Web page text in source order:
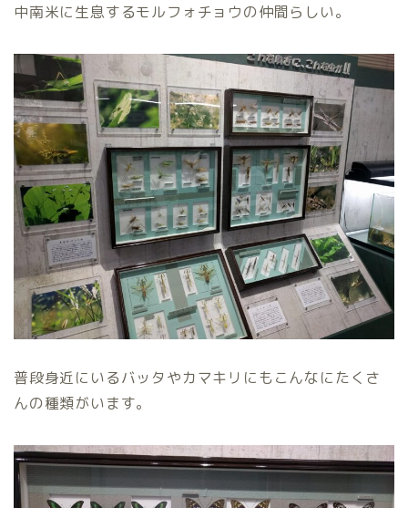
中南米に生息するモルフォチョウの仲間らしい。
普段身近にいるバッタやカマキリにもこんなにたくさ
んの種類がいます。